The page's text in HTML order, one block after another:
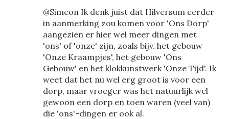
@Simeon Ik denk juist dat Hilversum eerder
in aanmerking zou komen voor 'Ons Dorp'
aangezien er hier wel meer dingen met
'ons' of 'onze' zijn, zoals bijv. het gebouw
'Onze Kraampjes', het gebouw 'Ons
Gebouw' en het klokkunstwerk 'Onze Tijd'. Ik
weet dat het nu wel erg groot is voor een
dorp, maar vroeger was het natuurlijk wel
gewoon een dorp en toen waren (veel van)
die 'ons'-dingen er ook al.